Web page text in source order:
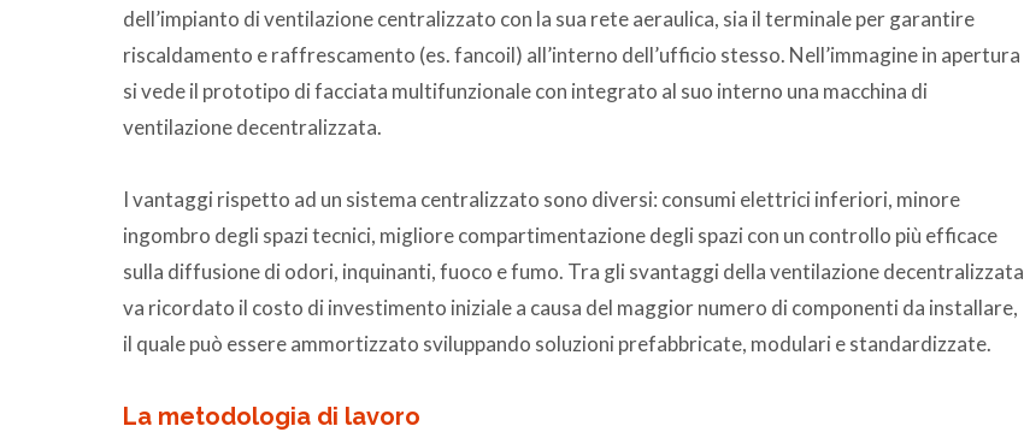
dell’impianto di ventilazione centralizzato con la sua rete aeraulica, sia il terminale per garantire
riscaldamento e raffrescamento (es. fancoil) all’interno dell’ufficio stesso. Nell’immagine in apertura
si vede il prototipo di facciata multifunzionale con integrato al suo interno una macchina di
ventilazione decentralizzata.
I vantaggi rispetto ad un sistema centralizzato sono diversi: consumi elettrici inferiori, minore
ingombro degli spazi tecnici, migliore compartimentazione degli spazi con un controllo più efficace
sulla diffusione di odori, inquinanti, fuoco e fumo. Tra gli svantaggi della ventilazione decentralizzata
va ricordato il costo di investimento iniziale a causa del maggior numero di componenti da installare,
il quale può essere ammortizzato sviluppando soluzioni prefabbricate, modulari e standardizzate.
La metodologia di lavoro